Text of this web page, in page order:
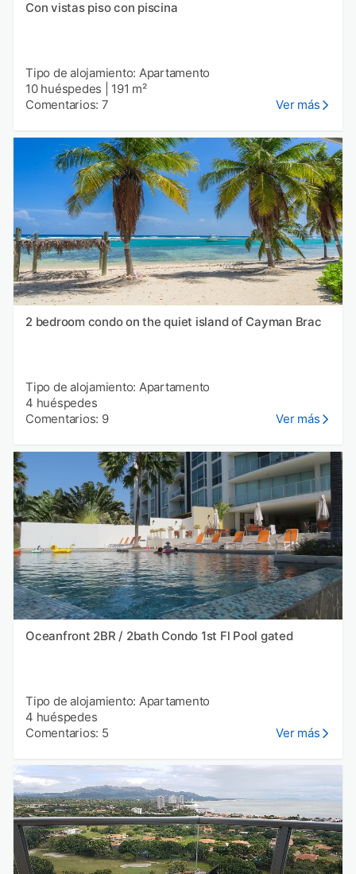
Con vistas piso con piscina
Tipo de alojamiento: Apartamento
10 huéspedes
191 m²
Comentarios: 7
Ver más
2 bedroom condo on the quiet island of Cayman Brac
Tipo de alojamiento: Apartamento
4 huéspedes
Comentarios: 9
Ver más
Oceanfront 2BR / 2bath Condo 1st Fl Pool gated
Tipo de alojamiento: Apartamento
4 huéspedes
Comentarios: 5
Ver más